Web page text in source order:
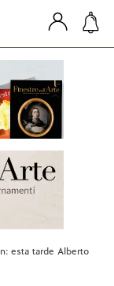
esta tarde Alberto